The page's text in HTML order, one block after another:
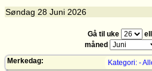
Søndag 28 Juni 2026
Gå til uke
måned
Merkedag:
Kategori: -